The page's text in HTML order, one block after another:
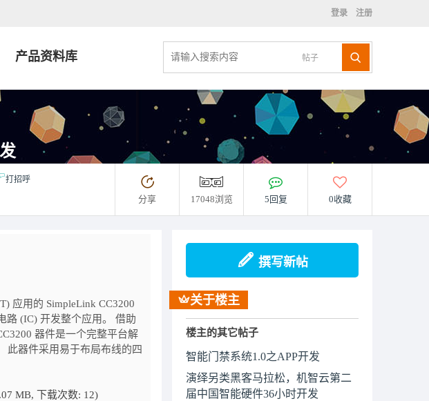
登录 注册
帖子
产品资料库
打招呼
分享 17048浏览 5回复 0收藏
应用的 SimpleLink CC3200
路 (IC) 开发整个应用。 借助
器件是一个完整平台解
此器件采用易于布局布线的四
MB, 下载次数: 12)
撰写新帖
关于楼主
楼主的其它帖子
智能门禁系统1.0之APP开发
演绎另类黑客马拉松，机智云第二
届中国智能硬件36小时开发